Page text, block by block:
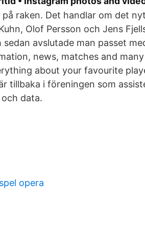
raken. Det handlar om det
Olof Persson och Jens
avslutade man passet
news, matches and
about your favourite
tillbaka i föreningen som
data.
opera